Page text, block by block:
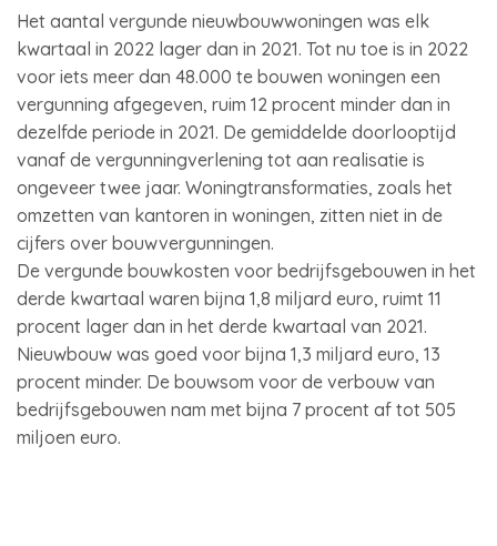
Het aantal vergunde nieuwbouwwoningen was elk
kwartaal in 2022 lager dan in 2021. Tot nu toe is in 2022
voor iets meer dan 48.000 te bouwen woningen een
vergunning afgegeven, ruim 12 procent minder dan in
dezelfde periode in 2021. De gemiddelde doorlooptijd
vanaf de vergunningverlening tot aan realisatie is
ongeveer twee jaar. Woningtransformaties, zoals het
omzetten van kantoren in woningen, zitten niet in de
cijfers over bouwvergunningen.
De vergunde bouwkosten voor bedrijfsgebouwen in het
derde kwartaal waren bijna 1,8 miljard euro, ruimt 11
procent lager dan in het derde kwartaal van 2021.
Nieuwbouw was goed voor bijna 1,3 miljard euro, 13
procent minder. De bouwsom voor de verbouw van
bedrijfsgebouwen nam met bijna 7 procent af tot 505
miljoen euro.